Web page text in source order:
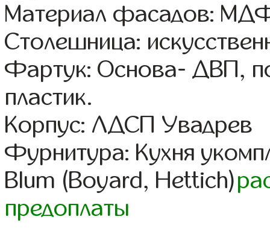
Материал фасадов:
Столешница:
Фартук: Основа- ДВП,
пластик.
Корпус: ЛДСП Увадрев
Фурнитура: Кухня
Blum (Boyard, Hettich)
предоплаты